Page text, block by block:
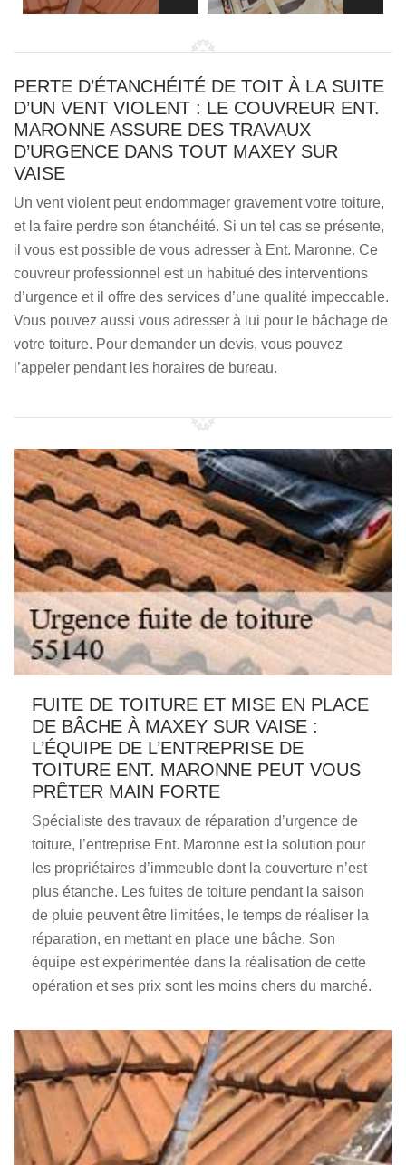
PERTE D’ÉTANCHÉITÉ DE TOIT À LA SUITE
D’UN VENT VIOLENT : LE COUVREUR ENT.
MARONNE ASSURE DES TRAVAUX
D’URGENCE DANS TOUT MAXEY SUR
VAISE
Un vent violent peut endommager gravement votre toiture,
et la faire perdre son étanchéité. Si un tel cas se présente,
il vous est possible de vous adresser à Ent. Maronne. Ce
couvreur professionnel est un habitué des interventions
d’urgence et il offre des services d’une qualité impeccable.
Vous pouvez aussi vous adresser à lui pour le bâchage de
votre toiture. Pour demander un devis, vous pouvez
l’appeler pendant les horaires de bureau.
FUITE DE TOITURE ET MISE EN PLACE
DE BÂCHE À MAXEY SUR VAISE :
L’ÉQUIPE DE L’ENTREPRISE DE
TOITURE ENT. MARONNE PEUT VOUS
PRÊTER MAIN FORTE
Spécialiste des travaux de réparation d’urgence de
toiture, l’entreprise Ent. Maronne est la solution pour
les propriétaires d’immeuble dont la couverture n’est
plus étanche. Les fuites de toiture pendant la saison
de pluie peuvent être limitées, le temps de réaliser la
réparation, en mettant en place une bâche. Son
équipe est expérimentée dans la réalisation de cette
opération et ses prix sont les moins chers du marché.